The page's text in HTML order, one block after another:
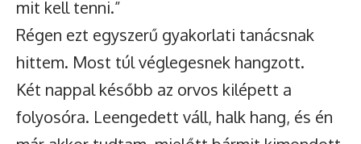
mit kell tenni.”
Régen ezt egyszerű gyakorlati tanácsnak
hittem. Most túl véglegesnek hangzott.
Két nappal később az orvos kilépett a
folyosóra. Leengedett váll, halk hang, és én